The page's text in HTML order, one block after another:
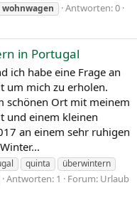
wohnwagen
Antworten: 0
in Portugal
ich habe eine Frage an
um mich zu erholen.
schönen Ort mit meinem
und einem kleinen
an einem sehr ruhigen
quinta
überwintern
Antworten: 1 Forum: Urlaub